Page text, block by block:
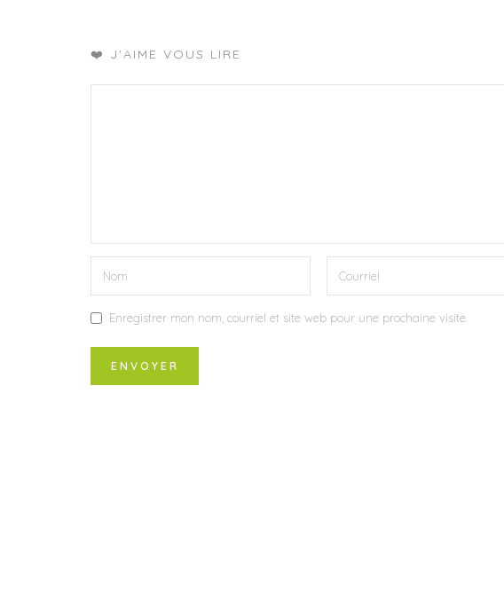
❤️ J'AIME VOUS LIRE
Enregistrer mon nom, courriel et site web pour une prochaine visite.